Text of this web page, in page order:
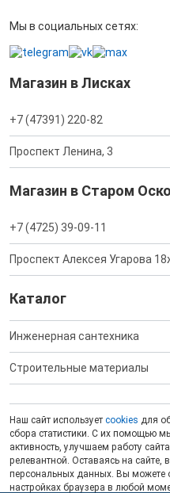
Мы в социальных сетях:
Магазин в Лисках
+7 (47391) 220-82
Проспект Ленина, 3
Магазин в Старом
+7 (4725) 39-09-11
Проспект Алексея Угарова
Каталог
Инженерная сантехника
Строительные материалы
Наш сайт использует cookies для
сбора статистики. С их помощью
активность, улучшаем работу
релевантной. Оставаясь на сайте,
персональных данных. Вы можете
настройках браузера в любой